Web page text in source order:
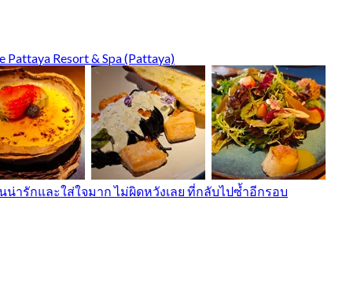
Pattaya Resort & Spa (Pattaya)
ารักและใส่ใจมาก ไม่ผิดหวังเลย ที่กลับไปซ้ำอีกรอบ